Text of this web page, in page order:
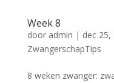
Week 8
door admin | dec 25,
ZwangerschapTips
8 weken zwanger: